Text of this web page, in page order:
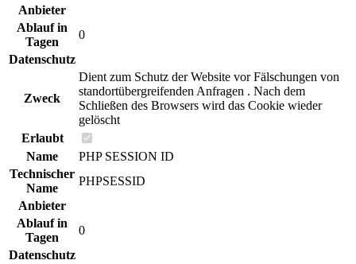
Anbieter
Ablauf in
Tagen
0
Datenschutz
Zweck
Dient zum Schutz der Website vor Fälschungen von
standortübergreifenden Anfragen . Nach dem
Schließen des Browsers wird das Cookie wieder
gelöscht
Erlaubt
Name
PHP SESSION ID
Technischer
Name
PHPSESSID
Anbieter
Ablauf in
Tagen
0
Datenschutz